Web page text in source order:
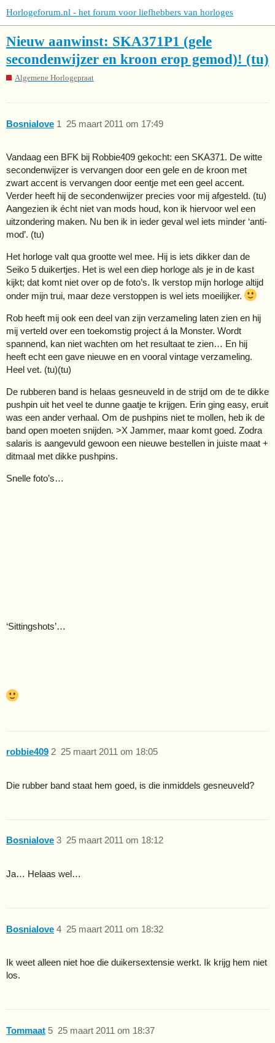
Horlogeforum.nl - het forum voor liefhebbers van horloges
Nieuw aanwinst: SKA371P1 (gele
secondenwijzer en kroon erop gemod)! (tu)
Algemene Horlogepraat
Bosnialove 25 maart 2011 om 17:49
1
Vandaag een BFK bij Robbie409 gekocht: een SKA371. De witte
secondenwijzer is vervangen door een gele en de kroon met
zwart accent is vervangen door eentje met een geel accent.
Verder heeft hij de secondenwijzer precies voor mij afgesteld. (tu)
Aangezien ik écht niet van mods houd, kon ik hiervoor wel een
uitzondering maken. Nu ben ik in ieder geval wel iets minder ‘anti-
mod’. (tu)
Het horloge valt qua grootte wel mee. Hij is iets dikker dan de
Seiko 5 duikertjes. Het is wel een diep horloge als je in de kast
kijkt; dat komt niet over op de foto’s. Ik verstop mijn horloge altijd
onder mijn trui, maar deze verstoppen is wel iets moeilijker.
Rob heeft mij ook een deel van zijn verzameling laten zien en hij
mij verteld over een toekomstig project á la Monster. Wordt
spannend, kan niet wachten om het resultaat te zien… En hij
heeft echt een gave nieuwe en en vooral vintage verzameling.
Heel vet. (tu)(tu)
De rubberen band is helaas gesneuveld in de strijd om de te dikke
pushpin uit het veel te dunne gaatje te krijgen. Erin ging easy, eruit
was een ander verhaal. Om de pushpins niet te mollen, heb ik de
band open moeten snijden. >X Jammer, maar komt goed. Zodra
salaris is aangevuld gewoon een nieuwe bestellen in juiste maat +
ditmaal met dikke pushpins.
Snelle foto’s…
‘Sittingshots’…
robbie409 25 maart 2011 om 18:05
2
Die rubber band staat hem goed, is die inmiddels gesneuveld?
Bosnialove 25 maart 2011 om 18:12
3
Ja… Helaas wel…
Bosnialove 25 maart 2011 om 18:32
4
Ik weet alleen niet hoe die duikersextensie werkt. Ik krijg hem niet
los.
Tommaat 25 maart 2011 om 18:37
5